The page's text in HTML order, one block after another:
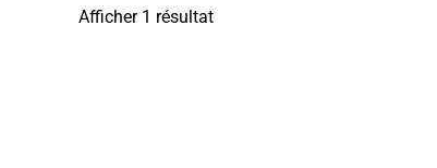
Afficher 1 résultat